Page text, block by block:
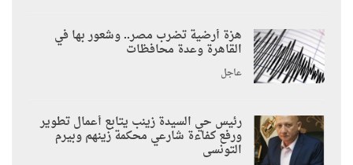
هزة أرضية تضرب مصر.. وشعور بها في
القاهرة وعدة محافظات
عاجل
رئيس حي السيدة زينب يتابع أعمال تطوير
ورفع كفاءة شارعي محكمة زينهم وبيرم
التونسى